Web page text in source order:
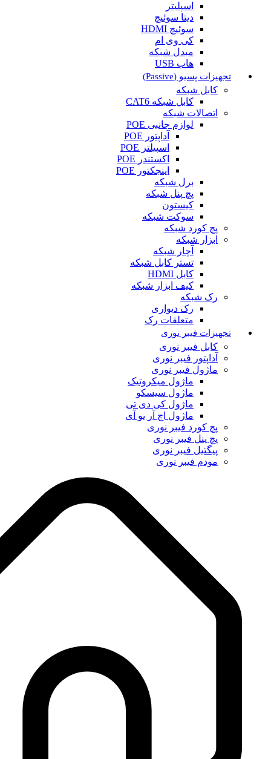
اسپلیتر
دیتا سوئیچ
سوئیچ HDMI
کی وی ام
مبدل شبکه
هاب USB
تجهیزات پسیو (Passive)
کابل شبکه
کابل شبکه CAT6
اتصالات شبکه
لوازم جانبی POE
آداپتور POE
اسپیلتر POE
اکستندر POE
اینجکتور POE
برل شبکه
پچ پنل شبکه
کیستون
سوکت شبکه
پچ کورد شبکه
ابزار شبکه
آچار شبکه
تستر کابل شبکه
کابل HDMI
کیف ابزار شبکه
رک شبکه
رک دیواری
متعلقات رک
تجهیزات فیبر نوری
کابل فیبر نوری
آداپتور فیبر نوری
ماژول فیبر نوری
ماژول میکروتیک
ماژول سیسکو
ماژول کی دی تی
ماژول اچ آر یو آی
پچ کورد فیبر نوری
پچ پنل فیبر نوری
پیگتیل فیبر نوری
مودم فیبر نوری